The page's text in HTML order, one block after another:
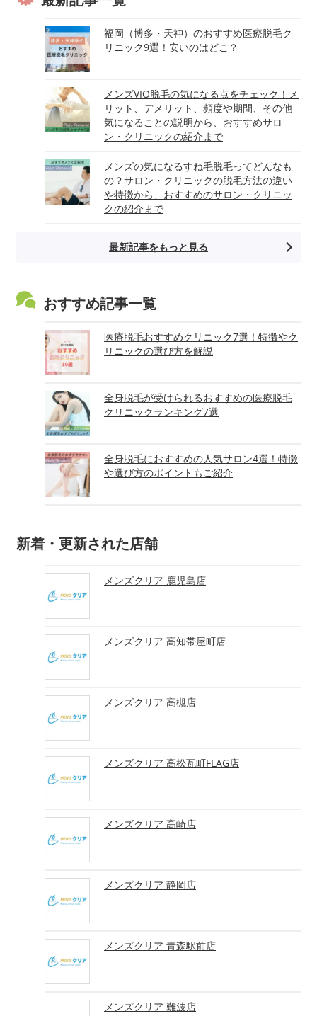
福岡（博多・天神）のおすすめ医療脱毛ク
リニック9選！安いのはどこ？
メンズVIO脱毛の気になる点をチェック！メ
リット、デメリット、頻度や期間、その他
気になることの説明から、おすすめサロ
ン・クリニックの紹介まで
メンズの気になるすね毛脱毛ってどんなも
の？サロン・クリニックの脱毛方法の違い
や特徴から、おすすめのサロン・クリニッ
クの紹介まで
最新記事をもっと見る
おすすめ記事一覧
医療脱毛おすすめクリニック7選！特徴やク
リニックの選び方を解説
全身脱毛が受けられるおすすめの医療脱毛
クリニックランキング7選
全身脱毛におすすめの人気サロン4選！特徴
や選び方のポイントもご紹介
新着・更新された店舗
メンズクリア 鹿児島店
メンズクリア 高知帯屋町店
メンズクリア 高槻店
メンズクリア 高松瓦町FLAG店
メンズクリア 高崎店
メンズクリア 静岡店
メンズクリア 青森駅前店
メンズクリア 難波店